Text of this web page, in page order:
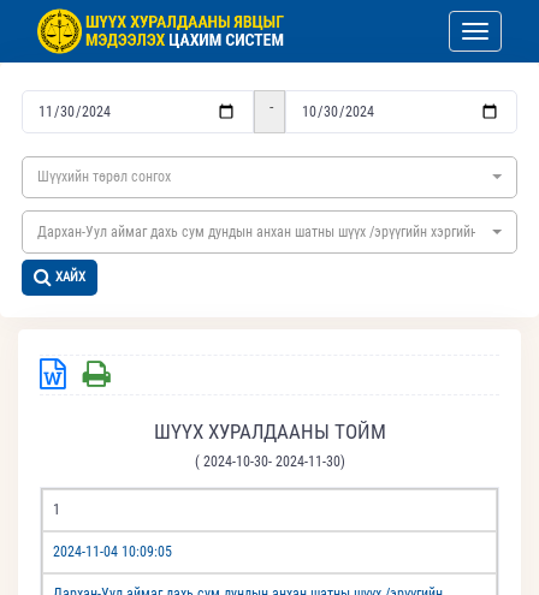
Toggle
-
Шүүхийн төрөл сонгох
Дархан-Уул аймаг дахь сум дундын анхан шатны шүүх /эрүүгийн хэргийн/
ХАЙХ
ШҮҮХ ХУРАЛДААНЫ ТОЙМ
( 2024-10-30- 2024-11-30)
1
2024-11-04 10:09:05